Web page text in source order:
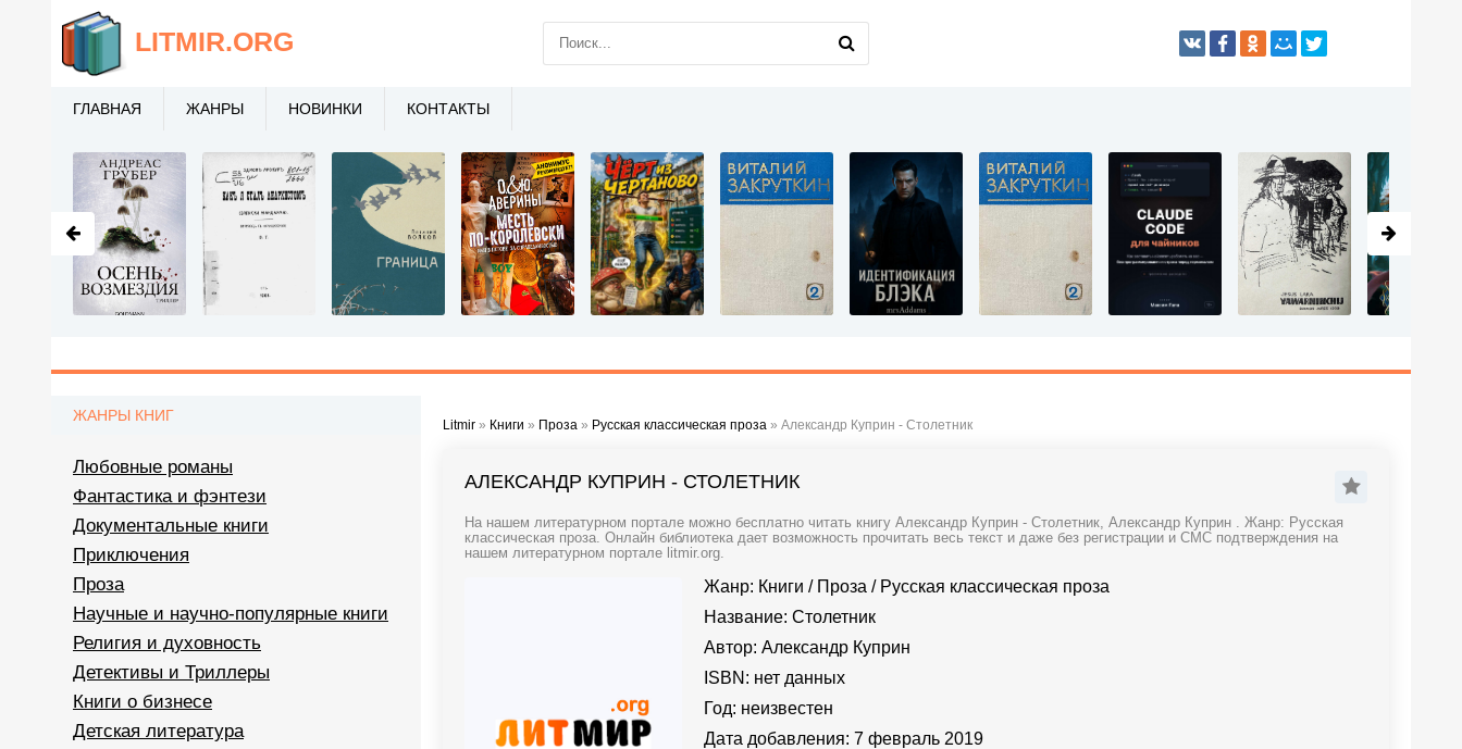
Litmir » Книги » Проза » Русская классическая проза » Александр Куприн - Столетник
АЛЕКСАНДР КУПРИН - СТОЛЕТНИК
На нашем литературном портале можно бесплатно читать книгу Александр Куприн - Столетник, Александр Куприн . Жанр: Русская
классическая проза. Онлайн библиотека дает возможность прочитать весь текст и даже без регистрации и СМС подтверждения на
нашем литературном портале litmir.org.
Жанр: Книги / Проза / Русская классическая проза
Название: Столетник
Автор: Александр Куприн
ISBN: нет данных
Год: неизвестен
Дата добавления: 7 февраль 2019
ЖАНРЫ КНИГ
Любовные романы
Фантастика и фэнтези
Документальные книги
Приключения
Проза
Научные и научно-популярные книги
Религия и духовность
Детективы и Триллеры
Книги о бизнесе
Детская литература
LITMIR.ORG
ГЛАВНАЯ ЖАНРЫ НОВИНКИ КОНТАКТЫ